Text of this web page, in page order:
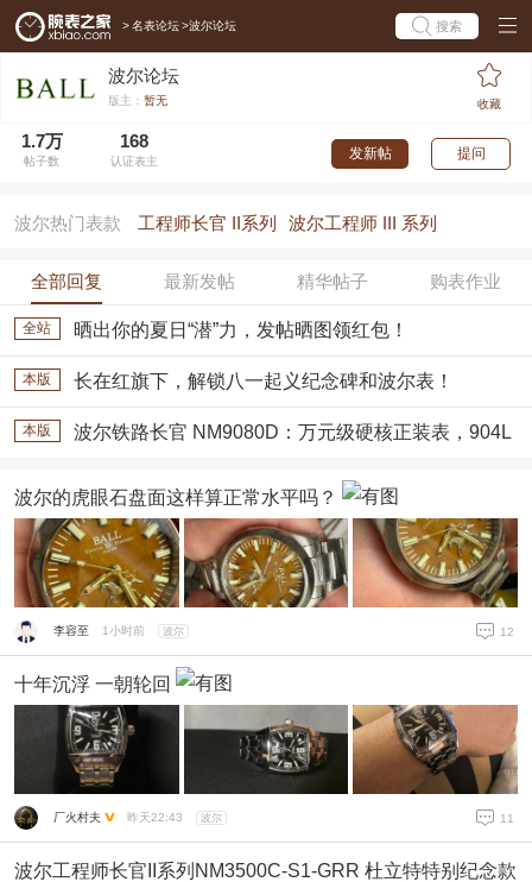
> 名表论坛 >波尔论坛 搜索
波尔论坛
版主： 暂无 收藏
1.7万
帖子数
168
认证表主 发新帖 提问
波尔热门表款 工程师长官 II系列 波尔工程师 III 系列
全部回复 最新发帖 精华帖子 购表作业
全站 晒出你的夏日“潜”力，发帖晒图领红包！
本版 长在红旗下，解锁八一起义纪念碑和波尔表！
本版 波尔铁路长官 NM9080D：万元级硬核正装表，904L
波尔的虎眼石盘面这样算正常水平吗？
李容至 1小时前 波尔 12
十年沉浮 一朝轮回
厂火村夫 昨天22:43 波尔 11
波尔工程师长官II系列NM3500C-S1-GRR 杜立特特别纪念款